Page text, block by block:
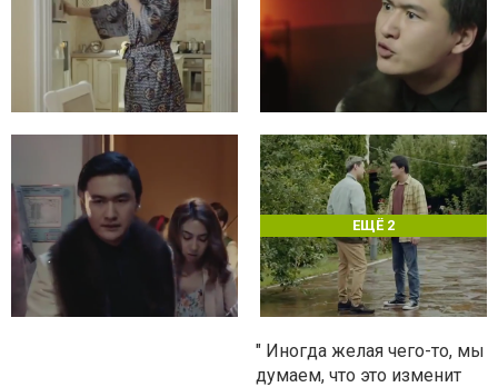
ЕЩЁ 2
" Иногда желая чего-то, мы
думаем, что это изменит